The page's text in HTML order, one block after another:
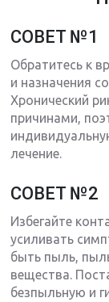
СОВЕТ №1
Обратитесь к
и назначения
Хронический
причинами,
лечение.
СОВЕТ №2
Избегайте
усиливать
быть пыль,
вещества.
безпыльную и